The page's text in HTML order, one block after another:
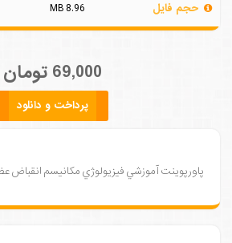
حجم فایل 8.96 MB
69,000 تومان
پرداخت و دانلود
پاورپوينت آموزشي فيزيولوژي مکانیسم انقباض